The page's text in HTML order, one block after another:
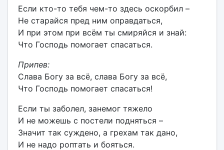
Если кто-то тебя чем-то здесь оскорбил –
Не старайся пред ним оправдаться,
И при этом при всём ты смиряйся и знай:
Что Господь помогает спасаться.
Припев:
Слава Богу за всё, слава Богу за всё,
Что Господь помогает спасаться!
Если ты заболел, занемог тяжело
И не можешь с постели подняться –
Значит так суждено, а грехам так дано,
И не надо роптать и бояться.